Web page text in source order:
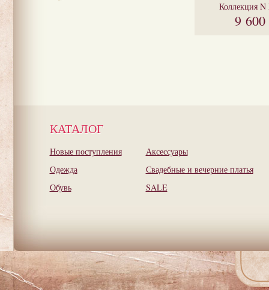
Коллекция N
9 600
КАТАЛОГ
Новые поступления
Одежда
Обувь
Аксессуары
Свадебные и вечерние платья
SALE